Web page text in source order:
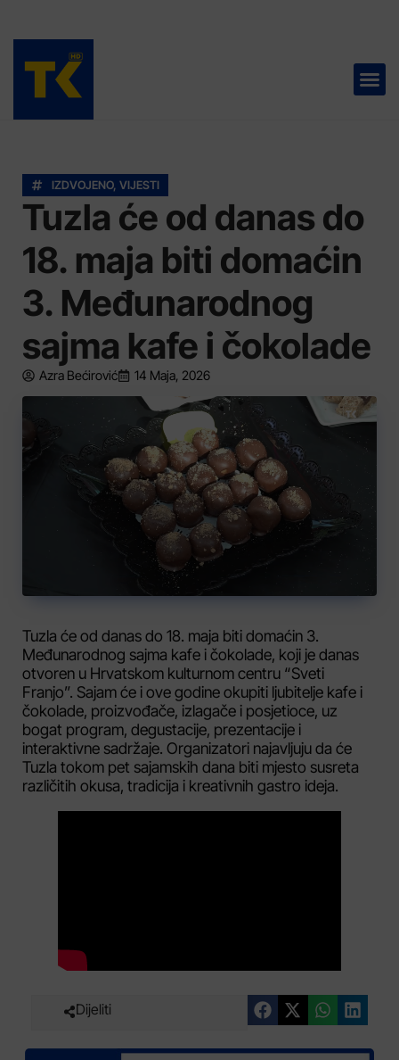
IZDVOJENO, VIJESTI
Tuzla će od danas do
18. maja biti domaćin
3. Međunarodnog
sajma kafe i čokolade
Azra Bećirović 14 Maja, 2026
Tuzla će od danas do 18. maja biti domaćin 3.
Međunarodnog sajma kafe i čokolade, koji je danas
otvoren u Hrvatskom kulturnom centru “Sveti
Franjo”. Sajam će i ove godine okupiti ljubitelje kafe i
čokolade, proizvođače, izlagače i posjetioce, uz
bogat program, degustacije, prezentacije i
interaktivne sadržaje. Organizatori najavljuju da će
Tuzla tokom pet sajamskih dana biti mjesto susreta
različitih okusa, tradicija i kreativnih gastro ideja.
Dijeliti